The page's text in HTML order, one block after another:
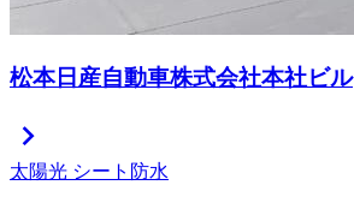
松本日産自動車株式会社本社ビル
chevron_right
太陽光 シート防水